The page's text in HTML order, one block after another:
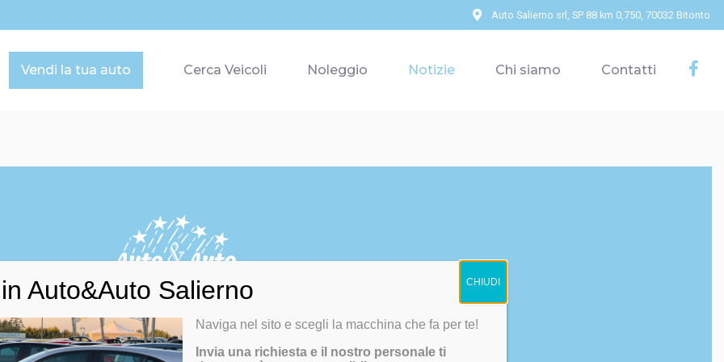
Auto Salierno srl, SP 88 km 0,750, 70032 Bitonto
Vendi la tua auto Cerca Veicoli Noleggio Notizie Chi siamo Contatti
da oltre 65 anni è specializzata nella vendita di auto usate, aziendali,
km 0 e veicoli commerciali con sede a Bitonto.
Veicoli|Notizie|Chi Siamo Contatti|Privacy Policy|Cookie Policy
Auto&Auto Salierno
Naviga nel sito e scegli la macchina che fa per te!
Invia una richiesta e il nostro personale ti
CHIUDI